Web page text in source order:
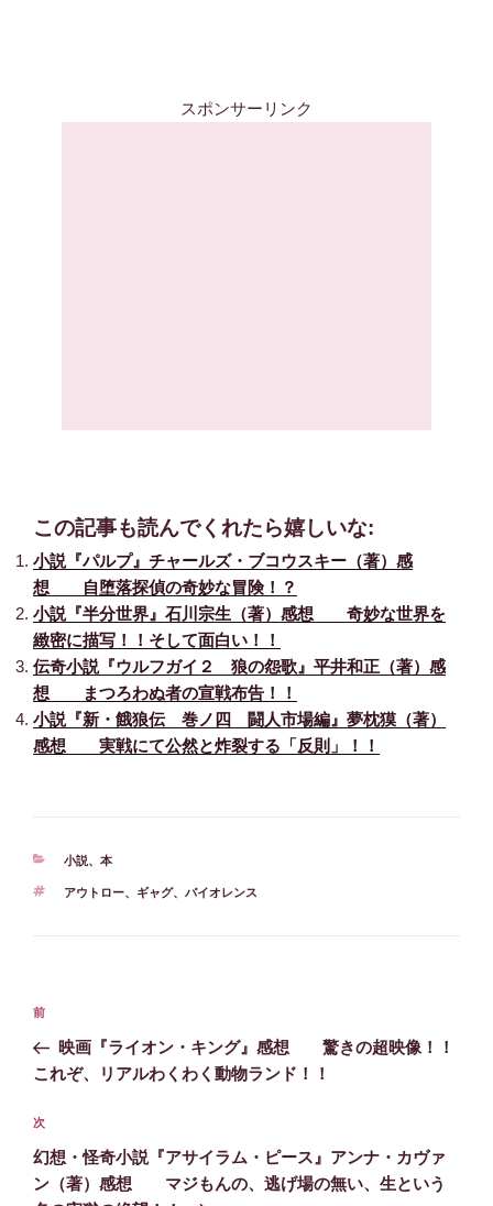
スポンサーリンク
この記事も読んでくれたら嬉しいな:
小説『パルプ』チャールズ・ブコウスキー（著）感
想 自堕落探偵の奇妙な冒険！？
小説『半分世界』石川宗生（著）感想 奇妙な世界を
緻密に描写！！そして面白い！！
伝奇小説『ウルフガイ２ 狼の怨歌』平井和正（著）感
想 まつろわぬ者の宣戦布告！！
小説『新・餓狼伝 巻ノ四 闘人市場編』夢枕獏（著）
感想 実戦にて公然と炸裂する「反則」！！
カ
ゴ
ー
小説、 本
タ
アウトロー、 ギャグ、 バイオレンス
投
ナ
ゲ
ー
シ
前
の
投
前
映画『ライオン・キング』感想 驚きの超映像！！
これぞ、リアルわくわく動物ランド！！
次
の
投
次
幻想・怪奇小説『アサイラム・ピース』アンナ・カヴァ
ン（著）感想 マジもんの、逃げ場の無い、生という